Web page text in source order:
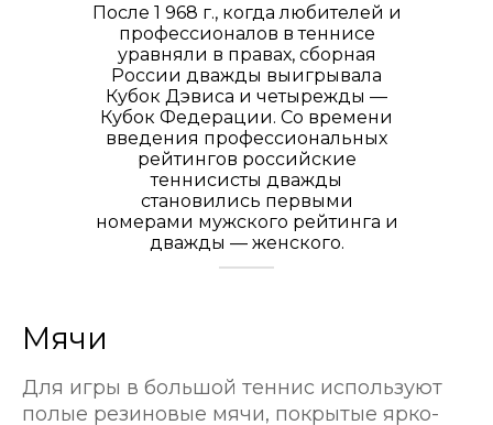
После 1 968 г., когда любителей и
профессионалов в теннисе
уравняли в правах, сборная
России дважды выигрывала
Кубок Дэвиса и четырежды —
Кубок Федерации. Со времени
введения профессиональных
рейтингов российские
теннисисты дважды
становились первыми
номерами мужского рейтинга и
дважды — женского.
Мячи
Для игры в большой теннис используют
полые резиновые мячи, покрытые ярко-